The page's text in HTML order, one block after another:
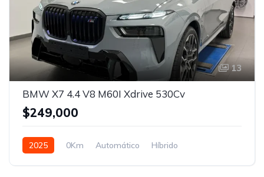
13
BMW X7 4.4 V8 M60I Xdrive 530Cv
$249,000
2025 0Km Automático
Híbrido